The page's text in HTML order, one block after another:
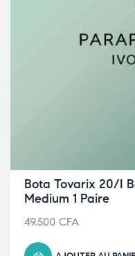
Bota Tovarix 20/I
Medium 1 Paire
49.500 CFA